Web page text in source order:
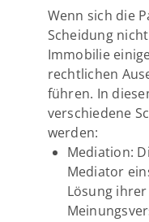
Wenn sich die
Scheidung
Immobilie
rechtlichen
führen. In
verschiedene
werden:
Mediation:
Mediator
Lösung ihrer